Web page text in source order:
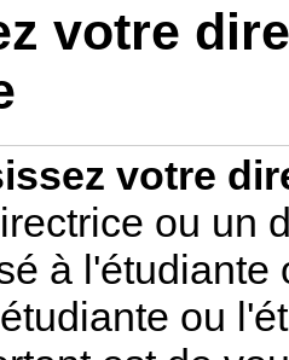
votre
votre
ou un
à l'étudiante
ou